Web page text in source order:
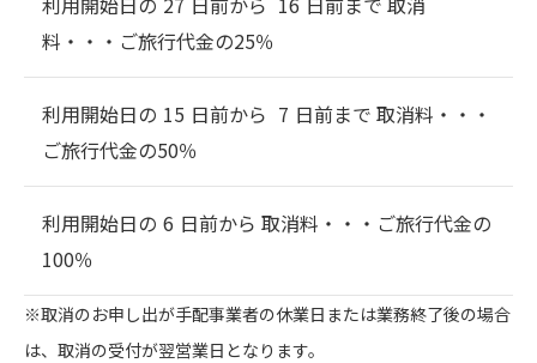
料・・・ ご旅行代金の25％
利用開始日の 15 日前から 7 日前まで 取消料・・・
ご旅行代金の50％
利用開始日の 6 日前から 取消料・・・ ご旅行代金の
100％
※取消のお申し出が手配事業者の休業日または業務終了後の場合
は、取消の受付が翌営業日となります。